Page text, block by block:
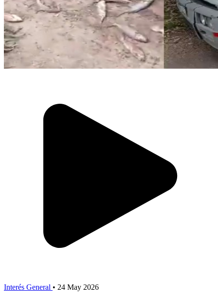
Interés General • 24 May 2026